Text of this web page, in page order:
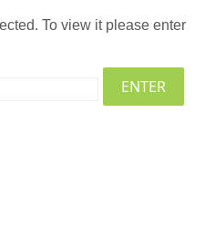
To view it please enter